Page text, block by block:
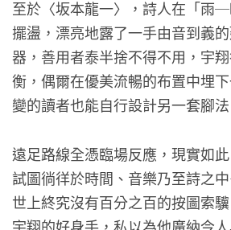
至於〈坂本龍一〉，詩人在「雨
擺盪，漂亮地露了一手由音到義
器，善用者泰半捨不得不用，宇
衡，偶爾在優美流暢的布置中埋
變的讀者也能自行設計另一套腳法
遠足路線全憑臨場反應，現實如
試圖徜徉於時間、音樂乃至詩之
世上終究沒有百分之百的按圖索
宇翔的好身手，私以為他廣納今